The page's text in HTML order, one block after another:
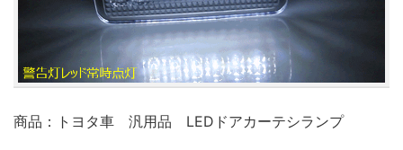
商品：トヨタ車 汎用品 LEDドアカーテシランプ